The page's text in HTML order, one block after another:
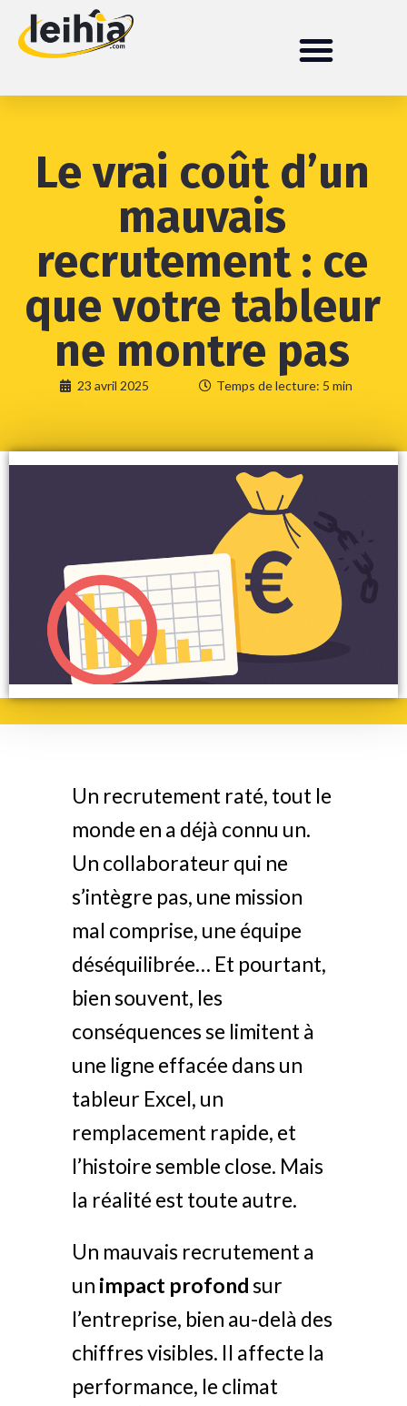
Le vrai coût d’un
mauvais
recrutement : ce
que votre tableur
ne montre pas
23 avril 2025 Temps de lecture: 5 min
Un recrutement raté, tout le
monde en a déjà connu un.
Un collaborateur qui ne
s’intègre pas, une mission
mal comprise, une équipe
déséquilibrée… Et pourtant,
bien souvent, les
conséquences se limitent à
une ligne effacée dans un
tableur Excel, un
remplacement rapide, et
l’histoire semble close. Mais
la réalité est toute autre.
Un mauvais recrutement a
un impact profondsur
l’entreprise, bien au-delà des
chiffres visibles. Il affecte la
performance, le climat